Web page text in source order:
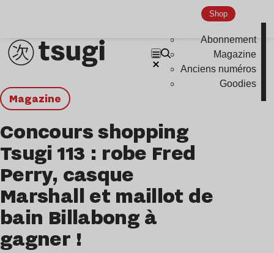
Shop
Abonnement
Magazine
Anciens numéros
Goodies
magazine
Concours shopping
Tsugi 113 : robe Fred
Perry, casque
Marshall et maillot de
bain Billabong à
gagner !